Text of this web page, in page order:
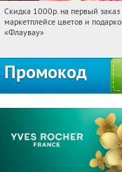
13:50:59
Россия
Скидка 1000р. на первый заказ
маркетплейсе цветов и
«Флаувау»
Промокод